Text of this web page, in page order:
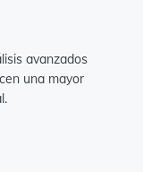
avanzados
una mayor